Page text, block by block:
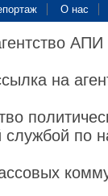
О нас
на
службой по